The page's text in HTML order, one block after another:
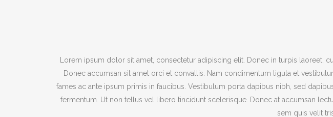
Lorem ipsum dolor sit amet, consectetur adipiscing elit. Donec in turpis laoreet,
Donec accumsan sit amet orci et convallis. Nam condimentum ligula et
fames ac ante ipsum primis in faucibus. Vestibulum porta dapibus nibh, sed
fermentum. Ut non tellus vel libero tincidunt scelerisque. Donec at accumsan
sem quis velit